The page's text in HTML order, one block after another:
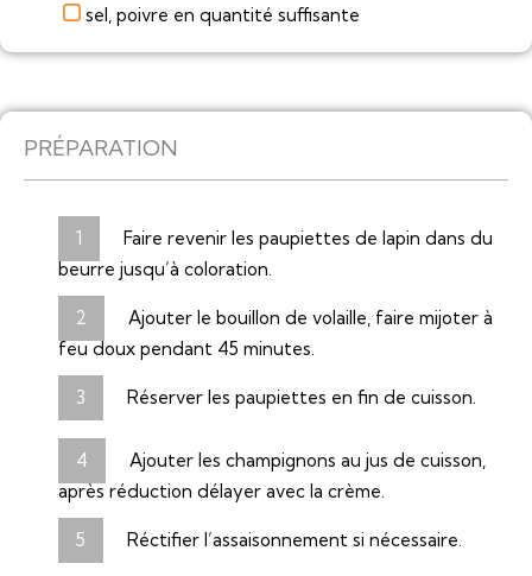
sel, poivre en quantité suffisante
PRÉPARATION
Faire revenir les paupiettes de lapin dans du
beurre jusqu’à coloration.
Ajouter le bouillon de volaille, faire mijoter à
feu doux pendant 45 minutes.
Réserver les paupiettes en fin de cuisson.
Ajouter les champignons au jus de cuisson,
après réduction délayer avec la crème.
Réctifier l’assaisonnement si nécessaire.